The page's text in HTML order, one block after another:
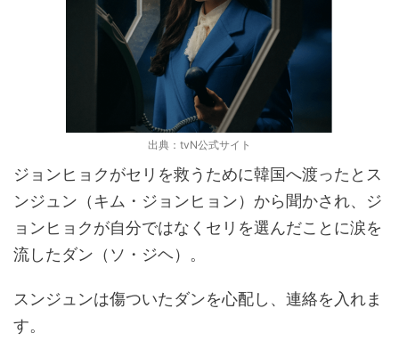
出典：tvN公式サイト
ジョンヒョクがセリを救うために韓国へ渡ったとス
ンジュン（キム・ジョンヒョン）から聞かされ、ジ
ョンヒョクが自分ではなくセリを選んだことに涙を
流したダン（ソ・ジヘ）。
スンジュンは傷ついたダンを心配し、連絡を入れま
す。